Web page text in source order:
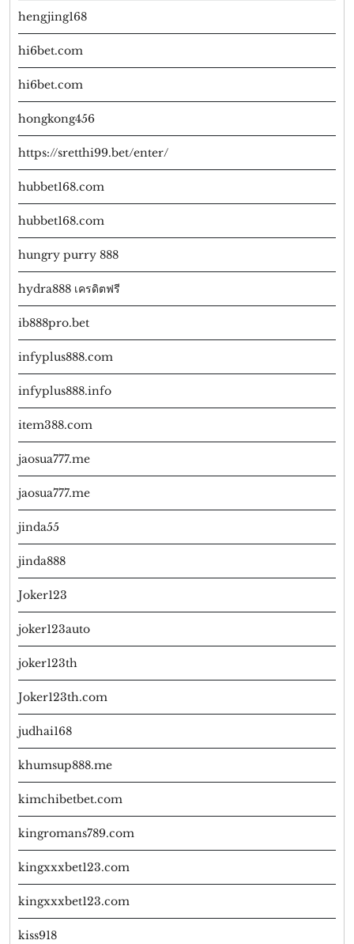
hengjing168
hi6bet.com
hi6bet.com
hongkong456
https://sretthi99.bet/enter/
hubbet168.com
hubbet168.com
hungry purry 888
hydra888 เครดิตฟรี
ib888pro.bet
infyplus888.com
infyplus888.info
item388.com
jaosua777.me
jaosua777.me
jinda55
jinda888
Joker123
joker123auto
joker123th
Joker123th.com
judhai168
khumsup888.me
kimchibetbet.com
kingromans789.com
kingxxxbet123.com
kingxxxbet123.com
kiss918